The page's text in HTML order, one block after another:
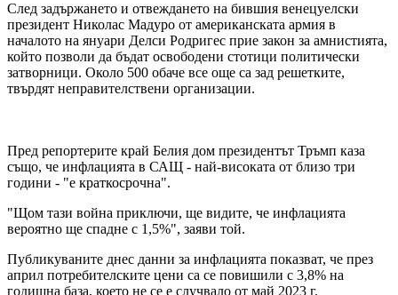
След задържането и отвеждането на бившия венецуелски
президент Николас Мадуро от американската армия в
началото на януари Делси Родригес прие закон за амнистията,
който позволи да бъдат освободени стотици политически
затворници. Около 500 обаче все още са зад решетките,
твърдят неправителствени организации.
Пред репортерите край Белия дом президентът Тръмп каза
също, че инфлацията в САЩ - най-високата от близо три
години - "е краткосрочна".
"Щом тази война приключи, ще видите, че инфлацията
вероятно ще спадне с 1,5%", заяви той.
Публикуваните днес данни за инфлацията показват, че през
април потребителските цени са се повишили с 3,8% на
годишна база, което не се е случвало от май 2023 г.